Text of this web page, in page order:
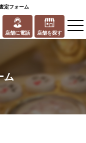
定フォーム
店舗に電話 店舗を探す
ム